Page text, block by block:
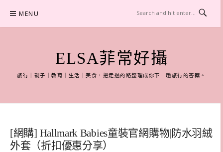
content
MENU
ELSA菲常好攝
旅行｜親子｜教育｜生活｜美食，把走過的路整理成你下一趟旅行的答案。
[網購] Hallmark Babies童裝官網購物|防水羽絨
外套（折扣優惠分享）